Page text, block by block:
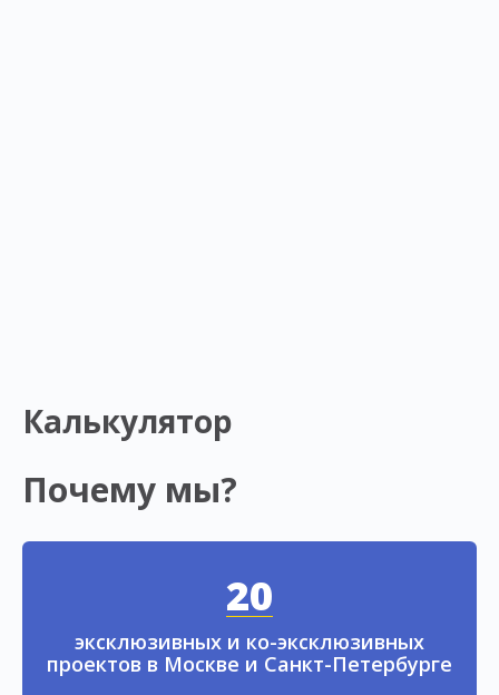
Калькулятор
Почему мы?
20
эксклюзивных и ко-эксклюзивных
проектов в Москве и Санкт-Петербурге